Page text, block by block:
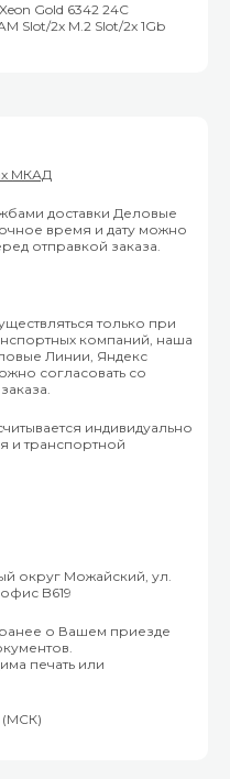
Gold 6342 24C
Slot/2x M.2 Slot/2x 1Gb
МКАД
доставки Деловые
время и дату можно
отправкой заказа.
только при
компаний, наша
Линии, Яндекс
согласовать со
индивидуально
и транспортной
округ Можайский, ул.
B619
о Вашем приезде
печать или
(МСК)